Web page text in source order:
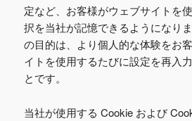
定など、お客様がウェブサイトを
択を当社が記憶できるようになり
の目的は、より個人的な体験をお
イトを使用するたびに設定を再入
とです。
当社が使用する Cookie および